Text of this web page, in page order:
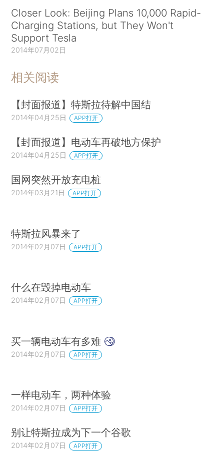
Closer Look: Beijing Plans 10,000 Rapid-
Charging Stations, but They Won't
Support Tesla
2014年07月02日
相关阅读
【封面报道】特斯拉待解中国结
2014年04月25日 APP打开
【封面报道】电动车再破地方保护
2014年04月25日 APP打开
国网突然开放充电桩
2014年03月21日 APP打开
特斯拉风暴来了
2014年02月07日 APP打开
什么在毁掉电动车
2014年02月07日 APP打开
买一辆电动车有多难
2014年02月07日 APP打开
一样电动车，两种体验
2014年02月07日 APP打开
别让特斯拉成为下一个谷歌
2014年02月07日 APP打开